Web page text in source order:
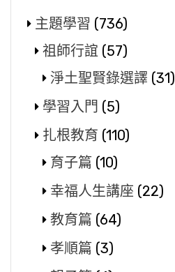
主題學習 (736)
祖師行誼 (57)
淨土聖賢錄選譯 (31)
學習入門 (5)
扎根教育 (110)
育子篇 (10)
幸福人生講座 (22)
教育篇 (64)
孝順篇 (3)